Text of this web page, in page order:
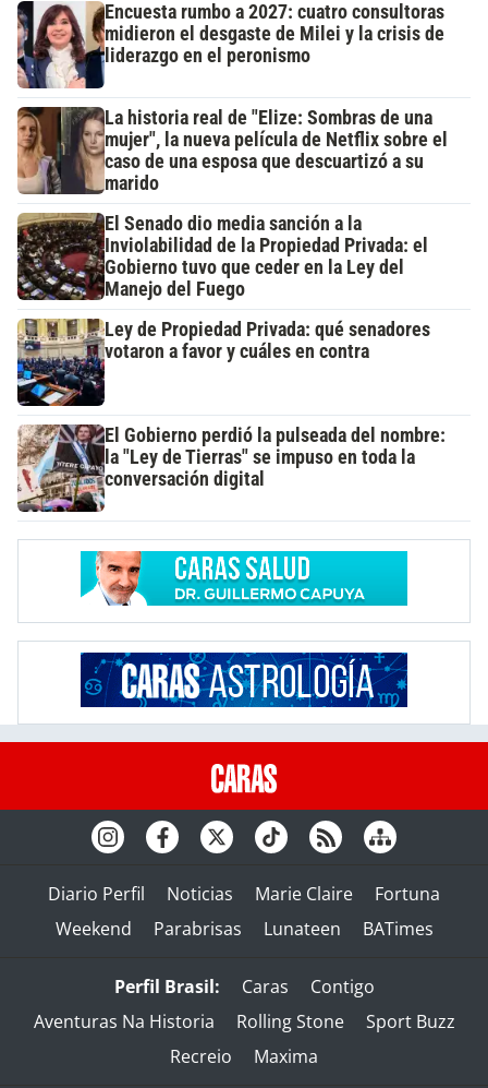
Encuesta rumbo a 2027: cuatro consultoras
midieron el desgaste de Milei y la crisis de
liderazgo en el peronismo
La historia real de "Elize: Sombras de una
mujer", la nueva película de Netflix sobre el
caso de una esposa que descuartizó a su
marido
El Senado dio media sanción a la
Inviolabilidad de la Propiedad Privada: el
Gobierno tuvo que ceder en la Ley del
Manejo del Fuego
Ley de Propiedad Privada: qué senadores
votaron a favor y cuáles en contra
El Gobierno perdió la pulseada del nombre:
la "Ley de Tierras" se impuso en toda la
conversación digital
Diario Perfil Noticias Marie Claire
Fortuna
Weekend
Parabrisas Lunateen BATimes
Perfil Brasil: Caras
Contigo
Aventuras Na Historia
Rolling Stone
Sport Buzz
Recreio
Maxima